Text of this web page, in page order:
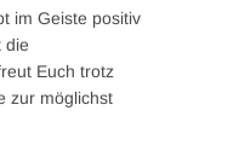
im Geiste positiv
die
Euch trotz
zur möglichst